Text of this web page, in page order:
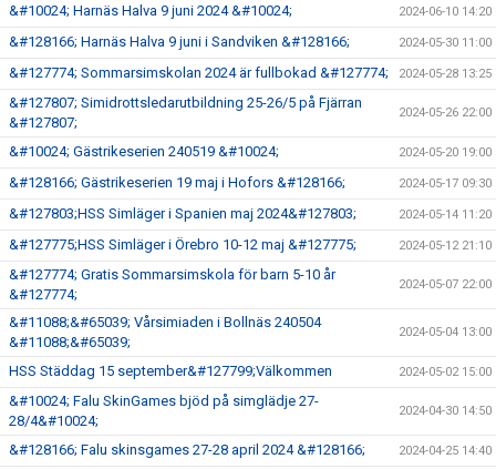
&#10024; Harnäs Halva 9 juni 2024 &#10024; 2024-06-10 14:20
&#128166; Harnäs Halva 9 juni i Sandviken &#128166; 2024-05-30 11:00
&#127774; Sommarsimskolan 2024 är fullbokad &#127774; 2024-05-28 13:25
&#127807; Simidrottsledarutbildning 25-26/5 på Fjärran
&#127807;
2024-05-26 22:00
&#10024; Gästrikeserien 240519 &#10024; 2024-05-20 19:00
&#128166; Gästrikeserien 19 maj i Hofors &#128166; 2024-05-17 09:30
&#127803;HSS Simläger i Spanien maj 2024&#127803; 2024-05-14 11:20
&#127775;HSS Simläger i Örebro 10-12 maj &#127775; 2024-05-12 21:10
&#127774; Gratis Sommarsimskola för barn 5-10 år
&#127774;
2024-05-07 22:00
&#11088;&#65039; Vårsimiaden i Bollnäs 240504
&#11088;&#65039;
2024-05-04 13:00
HSS Städdag 15 september&#127799;Välkommen 2024-05-02 15:00
&#10024; Falu SkinGames bjöd på simglädje 27-
28/4&#10024;
2024-04-30 14:50
&#128166; Falu skinsgames 27-28 april 2024 &#128166; 2024-04-25 14:40